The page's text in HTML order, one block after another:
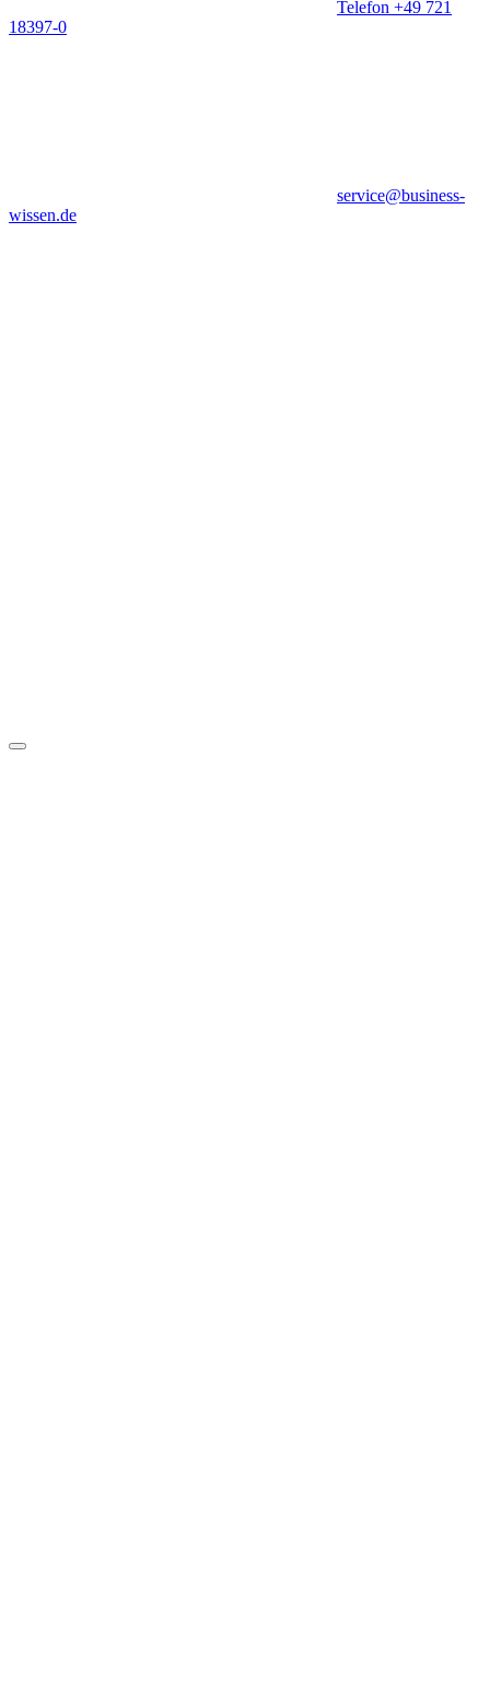
Telefon +49 721
18397-0
service@business-
wissen.de